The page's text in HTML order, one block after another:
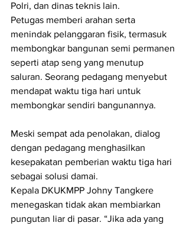
Polri, dan dinas teknis lain.
Petugas memberi arahan serta
menindak pelanggaran fisik, termasuk
membongkar bangunan semi permanen
seperti atap seng yang menutup
saluran. Seorang pedagang menyebut
mendapat waktu tiga hari untuk
membongkar sendiri bangunannya.
Meski sempat ada penolakan, dialog
dengan pedagang menghasilkan
kesepakatan pemberian waktu tiga hari
sebagai solusi damai.
Kepala DKUKMPP Johny Tangkere
menegaskan tidak akan membiarkan
pungutan liar di pasar. “Jika ada yang